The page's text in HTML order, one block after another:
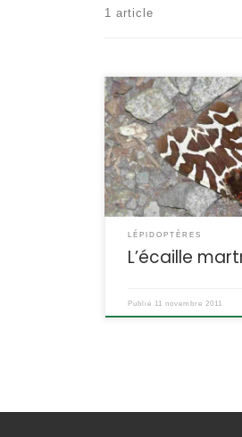
1 article
Quand il vole, ce sont
postérieures orangées
regard, quand il se
noir marbré de blanc.
L’écaille hérissonne
SYSTÉMATIQUE :
Famille des Erebidae
Arctia = ours (à cause
très velue) et caja =
de […]
LÉPIDOPTÈRES
L’écaille
Publié 11 novembre 2011